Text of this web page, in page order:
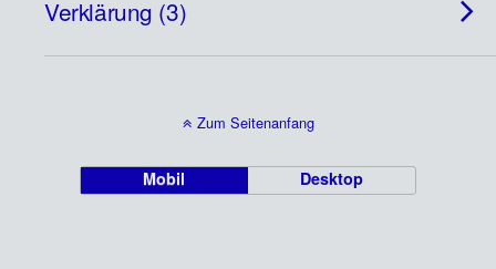
Verklärung (3)
Zum Seitenanfang
Mobil Desktop